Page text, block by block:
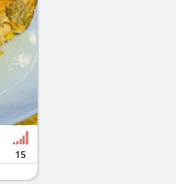
15